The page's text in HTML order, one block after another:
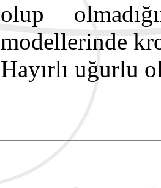
olup
modellerinde
Hayırlı uğurlu